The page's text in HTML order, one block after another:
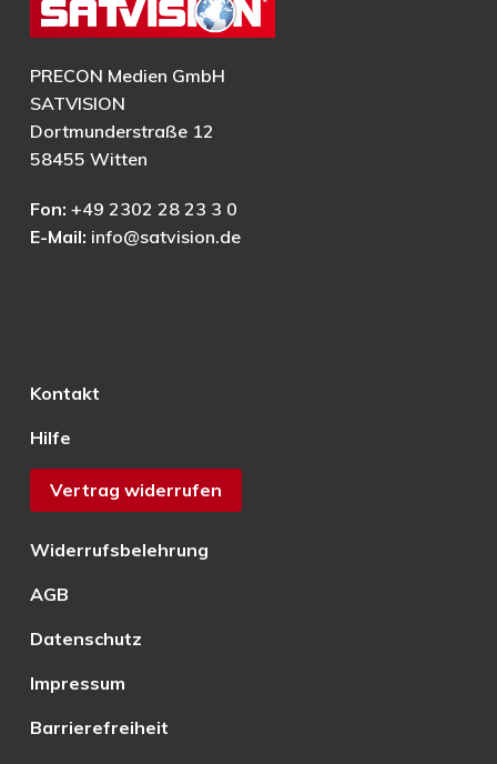
PRECON Medien GmbH
SATVISION
Dortmunderstraße 12
58455 Witten
Fon: +49 2302 28 23 3 0
E-Mail: info@satvision.de
Kontakt
Hilfe
Vertrag widerrufen
Widerrufsbelehrung
AGB
Datenschutz
Impressum
Barrierefreiheit